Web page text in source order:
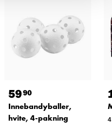
5990
Innebandyballer,
hvite, 4-pakning